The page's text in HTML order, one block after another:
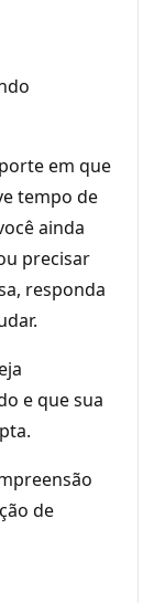
em que
tempo de
ainda
precisar
responda
e que sua
de